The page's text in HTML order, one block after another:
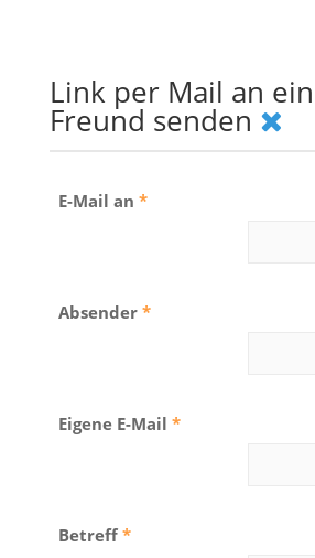
Link per Mail an
Freund senden
E-Mail an *
Absender *
Eigene E-Mail *
Betreff *